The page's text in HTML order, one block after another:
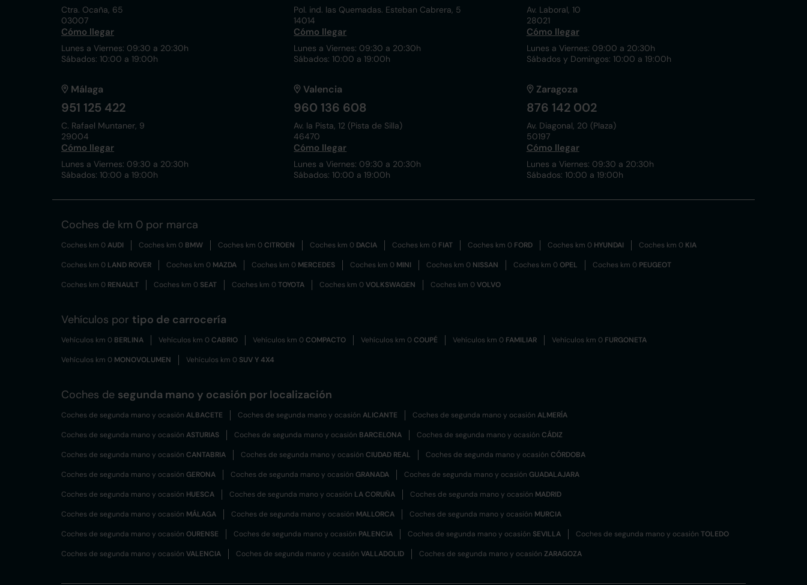
Ctra. Ocaña, 65
03007
Cómo llegar
Lunes a Viernes: 09:30 a 20:30h
Sábados: 10:00 a 19:00h
Pol. ind. las Quemadas. Esteban Cabrera, 5
14014
Cómo llegar
Lunes a Viernes: 09:30 a 20:30h
Sábados: 10:00 a 19:00h
Av. Laboral, 10
28021
Cómo llegar
Lunes a Viernes: 09:00 a 20:30h
Sábados y Domingos: 10:00 a 19:00h
Málaga
951 125 422
C. Rafael Muntaner, 9
29004
Cómo llegar
Lunes a Viernes: 09:30 a 20:30h
Sábados: 10:00 a 19:00h
Valencia
960 136 608
Av. la Pista, 12 (Pista de Silla)
46470
Cómo llegar
Lunes a Viernes: 09:30 a 20:30h
Sábados: 10:00 a 19:00h
Zaragoza
876 142 002
Av. Diagonal, 20 (Plaza)
50197
Cómo llegar
Lunes a Viernes: 09:30 a 20:30h
Sábados: 10:00 a 19:00h
Coches de km 0 por marca
Coches km 0AUDI Coches km 0 BMW Coches km 0CITROEN Coches km 0 DACIA Coches km 0 FIAT Coches km 0 FORD Coches km 0 HYUNDAI Coches km 0 KIA
Coches km 0 LAND ROVER Coches km 0 MAZDA Coches km 0 MERCEDES Coches km 0 MINI Coches km 0 NISSAN Coches km 0OPEL Coches km 0 PEUGEOT
Coches km 0 RENAULT Coches km 0 SEAT Coches km 0TOYOTA Coches km 0VOLKSWAGEN Coches km 0VOLVO
Vehículos por tipo de carrocería
Vehículos km 0 BERLINA Vehículos km 0CABRIO Vehículos km 0COMPACTO Vehículos km 0COUPÉ Vehículos km 0 FAMILIAR Vehículos km 0 FURGONETA
Vehículos km 0 MONOVOLUMEN Vehículos km 0 SUV Y 4X4
Coches de segunda mano y ocasión por localización
Coches de segunda mano y ocasión ALBACETE Coches de segunda mano y ocasión ALICANTE Coches de segunda mano y ocasión ALMERÍA
Coches de segunda mano y ocasión ASTURIAS Coches de segunda mano y ocasión BARCELONA Coches de segunda mano y ocasión CÁDIZ
Coches de segunda mano y ocasión CANTABRIA Coches de segunda mano y ocasión CIUDAD REAL Coches de segunda mano y ocasión CÓRDOBA
Coches de segunda mano y ocasión GERONA Coches de segunda mano y ocasión GRANADA Coches de segunda mano y ocasión GUADALAJARA
Coches de segunda mano y ocasión HUESCA Coches de segunda mano y ocasión LA CORUÑA Coches de segunda mano y ocasión MADRID
Coches de segunda mano y ocasión MÁLAGA Coches de segunda mano y ocasión MALLORCA Coches de segunda mano y ocasión MURCIA
Coches de segunda mano y ocasión OURENSE Coches de segunda mano y ocasión PALENCIA Coches de segunda mano y ocasión SEVILLA Coches de segunda mano y ocasión TOLEDO
Coches de segunda mano y ocasión VALENCIA Coches de segunda mano y ocasión VALLADOLID Coches de segunda mano y ocasión ZARAGOZA